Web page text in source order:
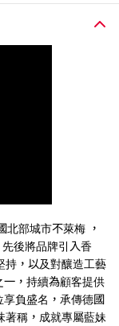
部城市不萊梅 ，
後將品牌引入香
持，以及對釀造工藝
，持續為顧客提供
負盛名，承傳德國
著稱，成就專屬藍妹